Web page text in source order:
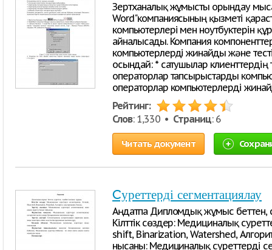
Зертханалық жұмысты орындау
Word"компаниясының қызметі
компьютерлері мен ноутбуктерін
айналысады. Компания
компьютерлерді жинайды және
осындай: * сатушылар
операторлар тапсырыстарды
операторлар компьютерлерді
Рейтинг:
Слов: 1,330 • Страниц: 6
Читать документ
Cуреттерді сегментациялау
Аңдатпа Дипломдық жұмыс беттен,
Кілттік сөздер: Медициналық
shift, Binarization, Watershed,
нысаны: Медициналық суреттерді